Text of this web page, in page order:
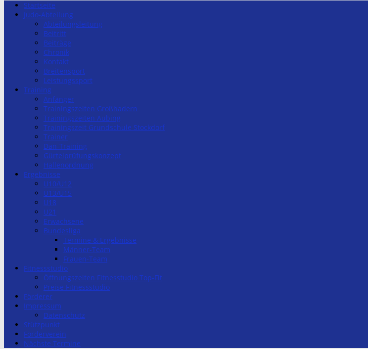
Startseite
Judo-Abteilung
Abteilungsleitung
Beitritt
Beiträge
Chronik
Kontakt
Breitensport
Leistungssport
Training
Anfänger
Trainingszeiten Großhadern
Trainingszeiten Aubing
Trainingszeit Grundschule Stockdorf
Trainer
Dan-Training
Gürtelprüfungskonzept
Hallenordnung
Ergebnisse
U10/U12
U13/U15
U18
U21
Erwachsene
Bundesliga
Termine & Ergebnisse
Männer-Team
Frauen-Team
Fitnessstudio
Öffnungszeiten Fitnesstudio Top-Fit
Preise Fitnessstudio
Förderer
Impressum
Datenschutz
Stützpunkt
Förderverein
Nächste Termine